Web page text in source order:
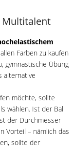
Multitalent
Farben zu kaufen
gymnastische Übung
alternative
möchte, sollte
wählen. Ist der Ball
der Durchmesser
Vorteil – nämlich das
sollte der